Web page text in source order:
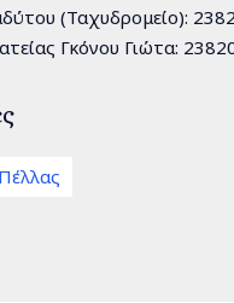
(Ταχυδρομείο):
Γκόνου Γιώτα: